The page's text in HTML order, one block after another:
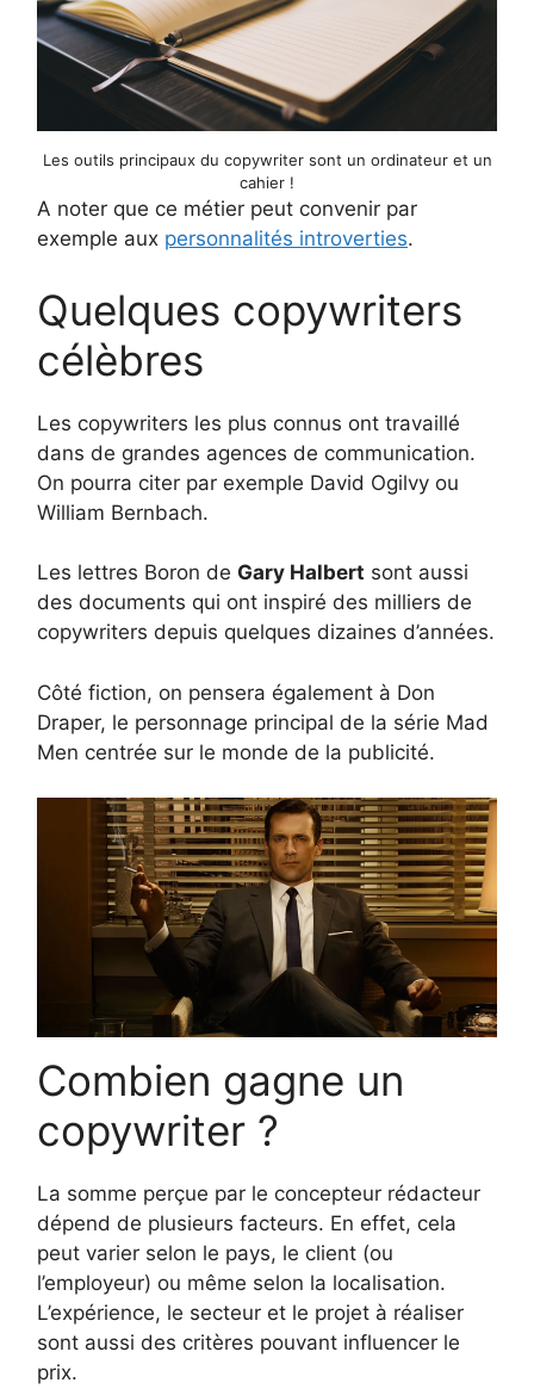
Les outils principaux du copywriter sont un ordinateur et un
cahier !
A noter que ce métier peut convenir par
exemple aux personnalités introverties.
Quelques copywriters
célèbres
Les copywriters les plus connus ont travaillé
dans de grandes agences de communication.
On pourra citer par exemple David Ogilvy ou
William Bernbach.
Les lettres Boron de Gary Halbert sont aussi
des documents qui ont inspiré des milliers de
copywriters depuis quelques dizaines d’années.
Côté fiction, on pensera également à Don
Draper, le personnage principal de la série Mad
Men centrée sur le monde de la publicité.
Combien gagne un
copywriter ?
La somme perçue par le concepteur rédacteur
dépend de plusieurs facteurs. En effet, cela
peut varier selon le pays, le client (ou
l’employeur) ou même selon la localisation.
L’expérience, le secteur et le projet à réaliser
sont aussi des critères pouvant influencer le
prix.